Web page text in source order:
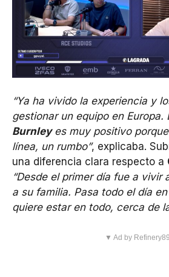
“Ya ha vivido la experiencia y
gestionar un equipo en Europa.
Burnleyes muy positivo
línea, un rumbo”, explicaba.
una diferencia clara respecto a
“Desde el primer día fue a vivir
a su familia. Pasa todo el día
quiere estar en todo, cerca de
▼ Ad by Refinery89